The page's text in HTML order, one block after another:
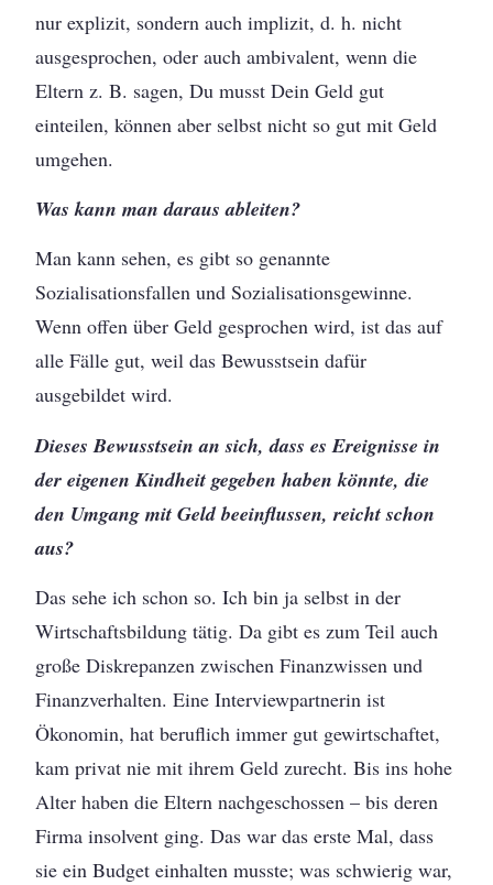
nur explizit, sondern auch implizit, d. h. nicht
ausgesprochen, oder auch ambivalent, wenn die
Eltern z. B. sagen, Du musst Dein Geld gut
einteilen, können aber selbst nicht so gut mit Geld
umgehen.
Was kann man daraus ableiten?
Man kann sehen, es gibt so genannte
Sozialisationsfallen und Sozialisationsgewinne.
Wenn offen über Geld gesprochen wird, ist das auf
alle Fälle gut, weil das Bewusstsein dafür
ausgebildet wird.
Dieses Bewusstsein an sich, dass es Ereignisse in
der eigenen Kindheit gegeben haben könnte, die
den Umgang mit Geld beeinflussen, reicht schon
aus?
Das sehe ich schon so. Ich bin ja selbst in der
Wirtschaftsbildung tätig. Da gibt es zum Teil auch
große Diskrepanzen zwischen Finanzwissen und
Finanzverhalten. Eine Interviewpartnerin ist
Ökonomin, hat beruflich immer gut gewirtschaftet,
kam privat nie mit ihrem Geld zurecht. Bis ins hohe
Alter haben die Eltern nachgeschossen – bis deren
Firma insolvent ging. Das war das erste Mal, dass
sie ein Budget einhalten musste; was schwierig war,